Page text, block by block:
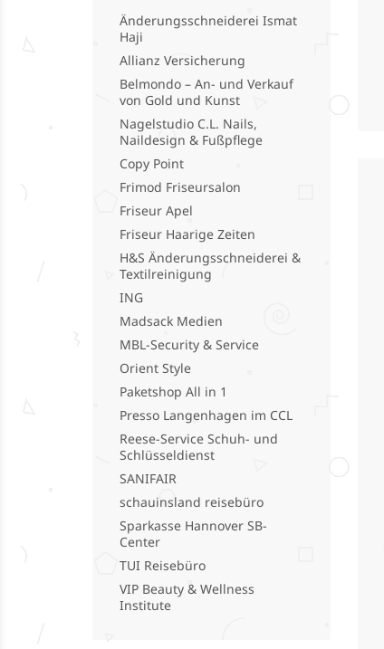
Änderungsschneiderei Ismat
Haji
Allianz Versicherung
Belmondo – An- und Verkauf
von Gold und Kunst
Nagelstudio C.L. Nails,
Naildesign & Fußpflege
Copy Point
Frimod Friseursalon
Friseur Apel
Friseur Haarige Zeiten
H&S Änderungsschneiderei &
Textilreinigung
ING
Madsack Medien
MBL-Security & Service
Orient Style
Paketshop All in 1
Presso Langenhagen im CCL
Reese-Service Schuh- und
Schlüsseldienst
SANIFAIR
schauinsland reisebüro
Sparkasse Hannover SB-
Center
TUI Reisebüro
VIP Beauty & Wellness
Institute